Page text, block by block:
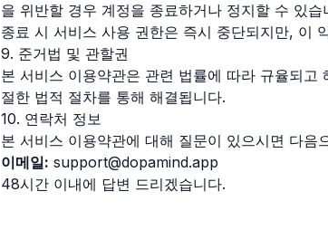
을 위반할 경우 계정을 종료하거나 정지할 수 있습
종료 시 서비스 사용 권한은 즉시 중단되지만, 이
9. 준거법 및 관할권
본 서비스 이용약관은 관련 법률에 따라 규율되
절한 법적 절차를 통해 해결됩니다.
10. 연락처 정보
본 서비스 이용약관에 대해 질문이 있으시면 다음
이메일: support@dopamind.app
48시간 이내에 답변 드리겠습니다.